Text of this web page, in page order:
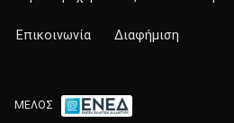
Επικοινωνία Διαφήμιση
ΜΕΛΟΣ